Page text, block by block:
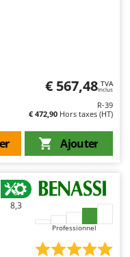
€ 567,48 TVA
Inclus
R-39
€ 472,90 Hors taxes (HT)
Ajouter
8,3
Professionnel